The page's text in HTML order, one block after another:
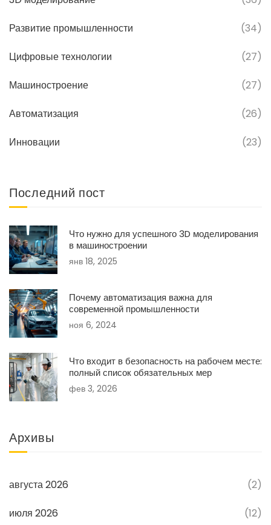
Развитие промышленности (34)
Цифровые технологии (27)
Машиностроение (27)
Автоматизация (26)
Инновации (23)
Последний пост
Что нужно для успешного 3D моделирования
в машиностроении
янв 18, 2025
Почему автоматизация важна для
современной промышленности
ноя 6, 2024
Что входит в безопасность на рабочем месте:
полный список обязательных мер
фев 3, 2026
Архивы
августа 2026 (2)
июля 2026 (12)